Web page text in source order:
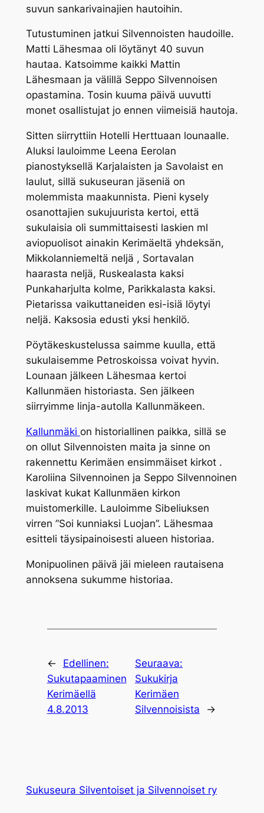
suvun sankarivainajien hautoihin.
Tutustuminen jatkui Silvennoisten haudoille.
Matti Lähesmaa oli löytänyt 40 suvun
hautaa. Katsoimme kaikki Mattin
Lähesmaan ja välillä Seppo Silvennoisen
opastamina. Tosin kuuma päivä uuvutti
monet osallistujat jo ennen viimeisiä hautoja.
Sitten siirryttiin Hotelli Herttuaan lounaalle.
Aluksi lauloimme Leena Eerolan
pianostyksellä Karjalaisten ja Savolaist en
laulut, sillä sukuseuran jäseniä on
molemmista maakunnista. Pieni kysely
osanottajien sukujuurista kertoi, että
sukulaisia oli summittaisesti laskien ml
aviopuolisot ainakin Kerimäeltä yhdeksän,
Mikkolanniemeltä neljä , Sortavalan
haarasta neljä, Ruskealasta kaksi
Punkaharjulta kolme, Parikkalasta kaksi.
Pietarissa vaikuttaneiden esi-isiä löytyi
neljä. Kaksosia edusti yksi henkilö.
Pöytäkeskustelussa saimme kuulla, että
sukulaisemme Petroskoissa voivat hyvin.
Lounaan jälkeen Lähesmaa kertoi
Kallunmäen historiasta. Sen jälkeen
siirryimme linja-autolla Kallunmäkeen.
Kallunmäki on historiallinen paikka, sillä se
on ollut Silvennoisten maita ja sinne on
rakennettu Kerimäen ensimmäiset kirkot .
Karoliina Silvennoinen ja Seppo Silvennoinen
laskivat kukat Kallunmäen kirkon
muistomerkille. Lauloimme Sibeliuksen
virren ”Soi kunniaksi Luojan”. Lähesmaa
esitteli täysipainoisesti alueen historiaa.
Monipuolinen päivä jäi mieleen rautaisena
annoksena sukumme historiaa.
←
Edellinen:
Sukutapaaminen
Kerimäellä
4.8.2013
Seuraava:
Sukukirja
Kerimäen
Silvennoisista
→
Sukuseura Silventoiset ja Silvennoiset ry